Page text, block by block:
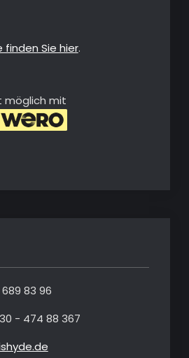
finden Sie hier.
möglich mit
83 96‬
- 474 88 367‬